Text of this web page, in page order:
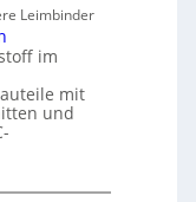
Leimbinder
im
mit
und